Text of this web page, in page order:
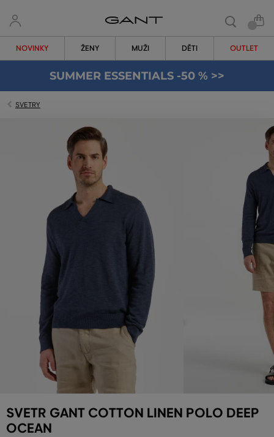
NOVINKY ŽENY MUŽI DĚTI OUTLET
SUMMER ESSENTIALS -50 % >>
SVETRY
SVETR GANT COTTON LINEN POLO DEEP
OCEAN